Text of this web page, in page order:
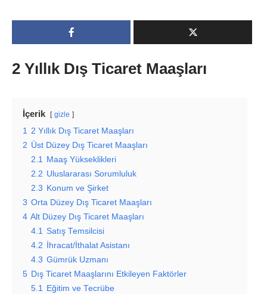
2 Yıllık Dış Ticaret Maaşları
İçerik gizle
1 2 Yıllık Dış Ticaret Maaşları
2 Üst Düzey Dış Ticaret Maaşları
2.1 Maaş Yükseklikleri
2.2 Uluslararası Sorumluluk
2.3 Konum ve Şirket
3 Orta Düzey Dış Ticaret Maaşları
4 Alt Düzey Dış Ticaret Maaşları
4.1 Satış Temsilcisi
4.2
İhracat/İthalat Asistanı
4.3 Gümrük Uzmanı
5 Dış Ticaret Maaşlarını Etkileyen Faktörler
5.1 Eğitim ve Tecrübe